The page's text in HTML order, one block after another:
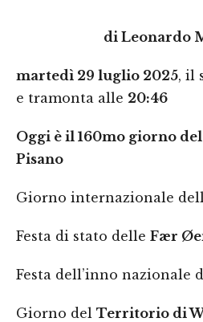
di Leonardo
martedì 29 luglio 2025, il
e tramonta alle 20:46
Oggi è il 160mo giorno
Pisano
Giorno internazionale
Festa di stato delle Fær
Festa dell’inno nazionale
Giorno del Territorio di